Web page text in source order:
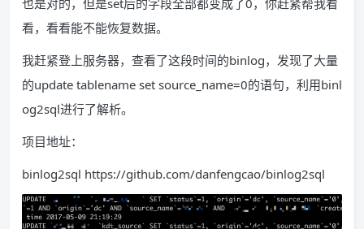
看，看看能不能恢复数据。
我赶紧登上服务器，查看了这段时间的binlog，发现了大量
的update tablename set source_name=0的语句，利用binl
og2sql进行了解析。
项目地址：
binlog2sql https://github.com/danfengcao/binlog2sql